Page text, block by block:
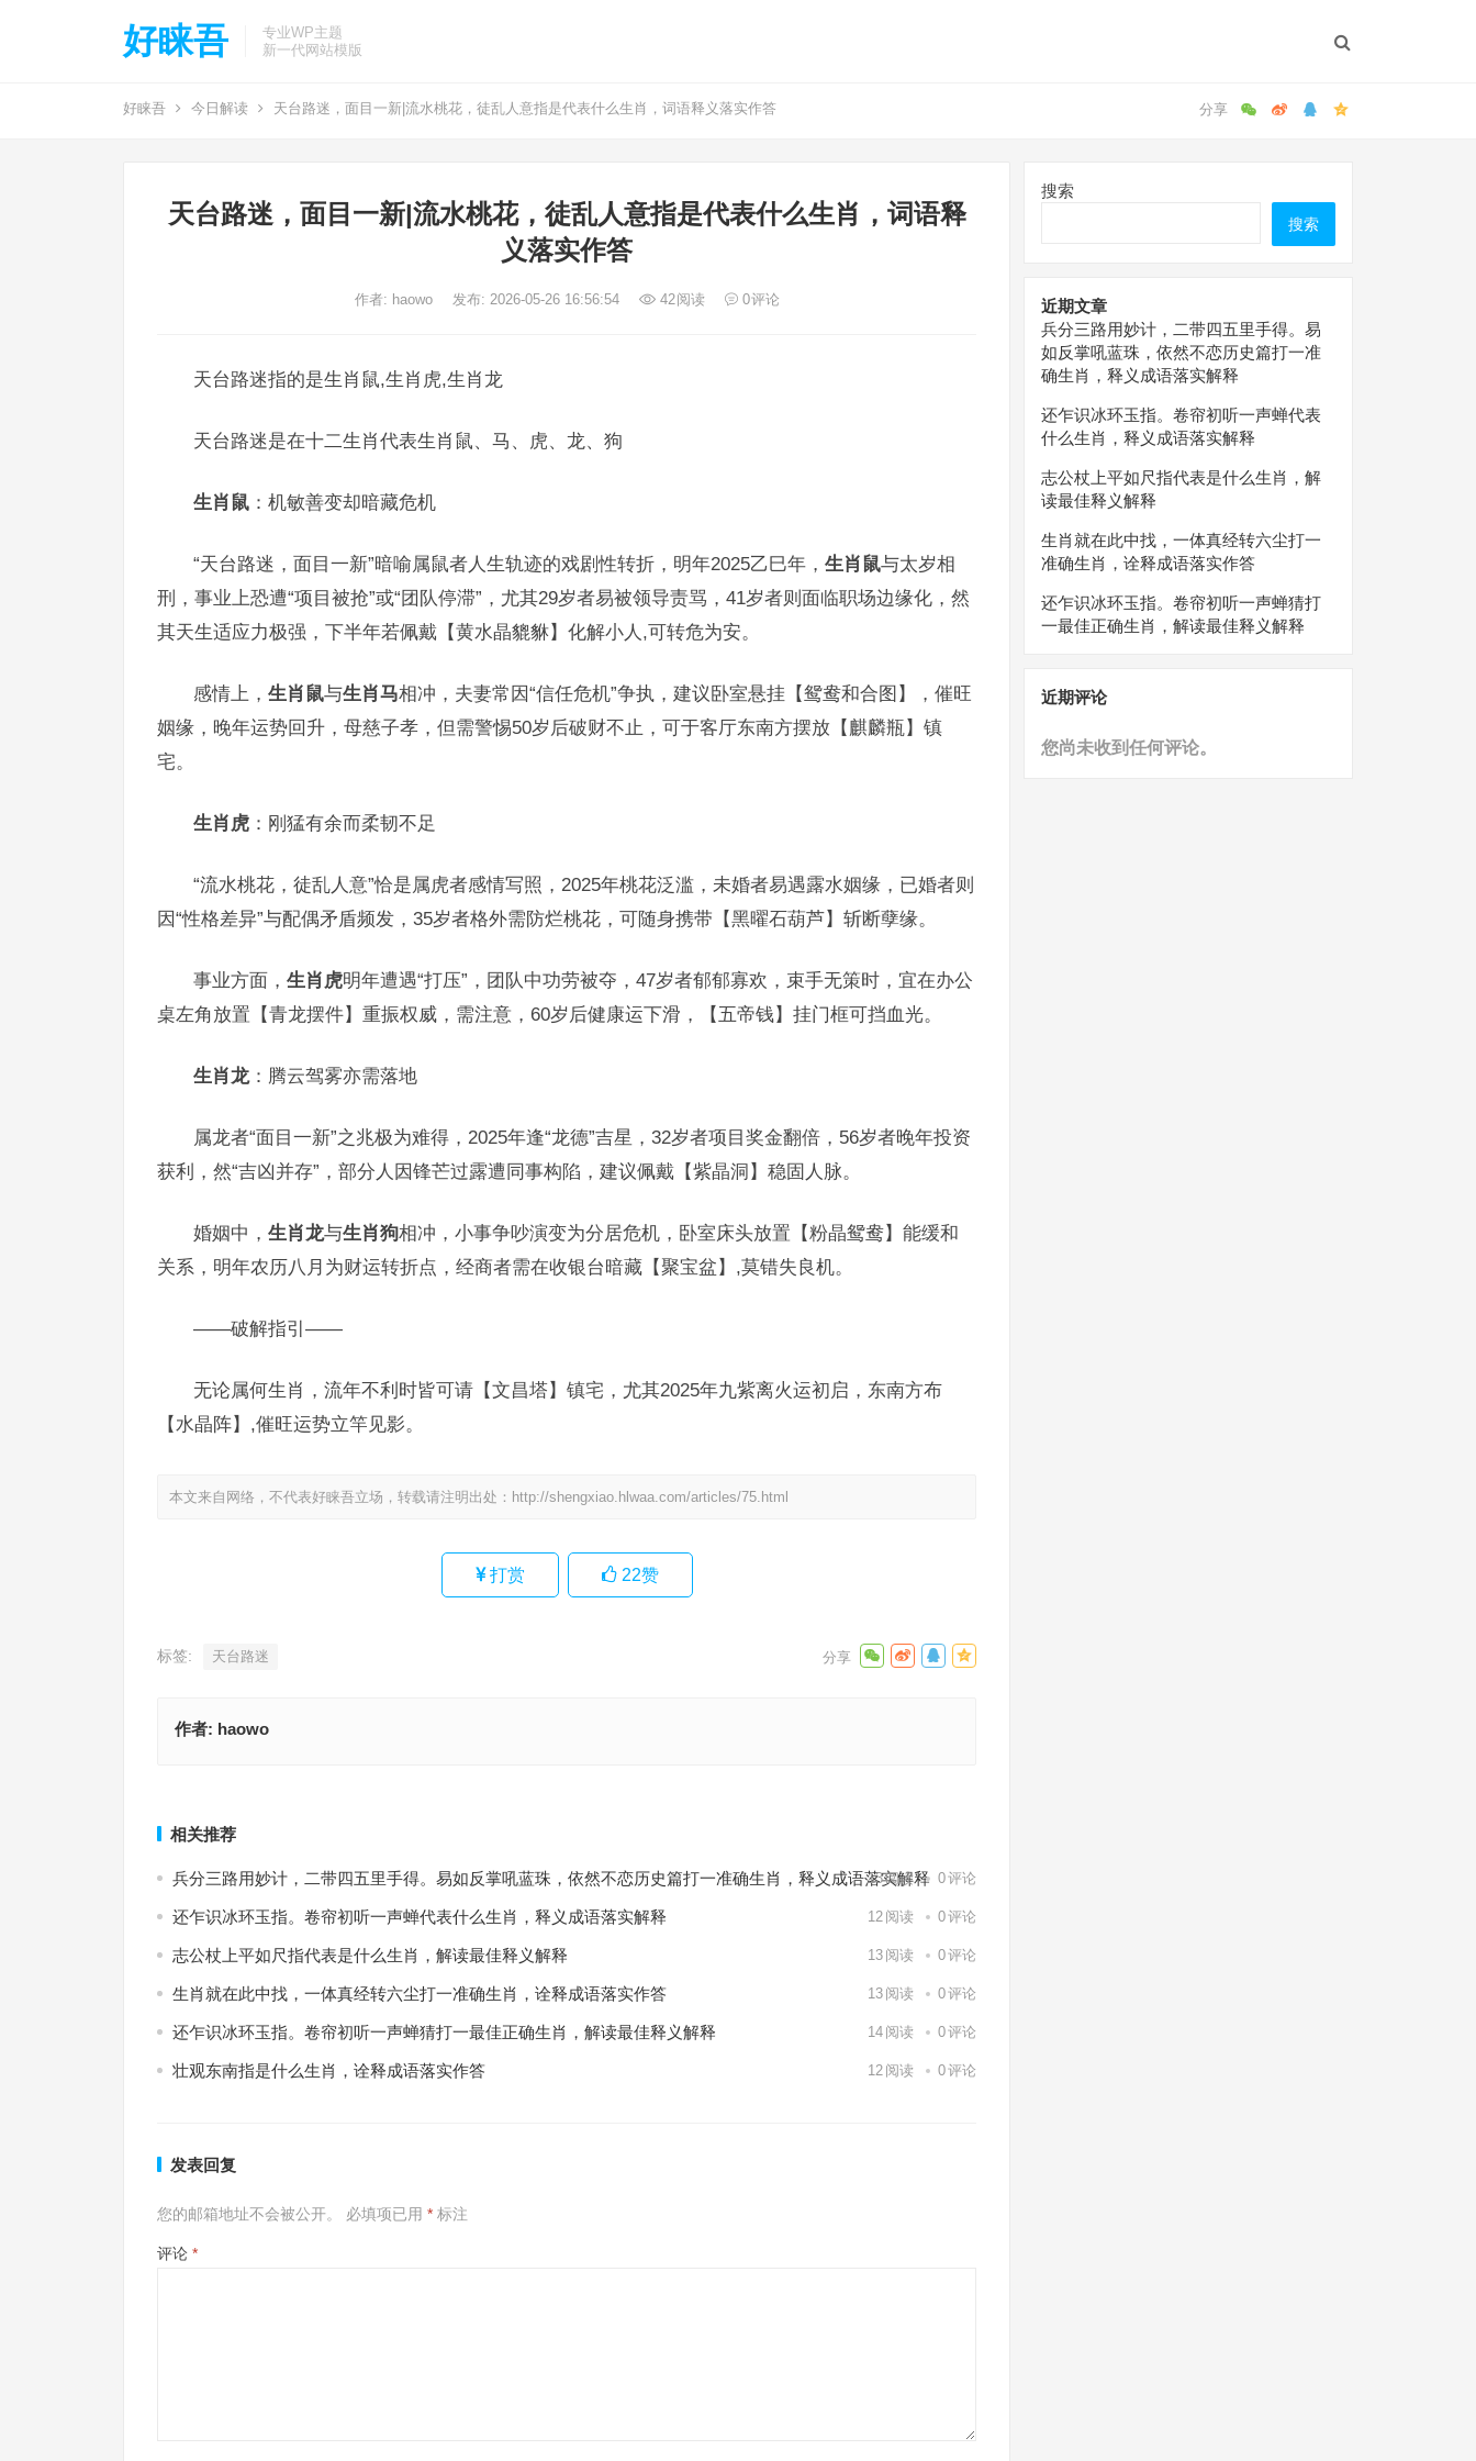
好睐吾
专业WP主题
新一代网站模版
好睐吾 今日解读 天台路迷，面目一新|流水桃花，徒乱人意指是代表什么生肖，词语释义落实作答
天台路迷，面目一新|流水桃花，徒乱人意指是代表什么生肖，词语释
义落实作答
作者: haowo 发布: 2026-05-26 16:56:54 42阅读 0评论
天台路迷指的是生肖鼠,生肖虎,生肖龙
天台路迷是在十二生肖代表生肖鼠、马、虎、龙、狗
生肖鼠 ：机敏善变却暗藏危机
“天台路迷，面目一新”暗喻属鼠者人生轨迹的戏剧性转折，明年2025乙巳年， 生肖鼠与太岁相
刑，事业上恐遭“项目被抢”或“团队停滞”，尤其29岁者易被领导责骂，41岁者则面临职场边缘化，然
其天生适应力极强，下半年若佩戴【黄水晶貔貅】化解小人,可转危为安。
感情上， 生肖鼠与生肖马相冲，夫妻常因“信任危机”争执，建议卧室悬挂【鸳鸯和合图】，催旺
姻缘，晚年运势回升，母慈子孝，但需警惕50岁后破财不止，可于客厅东南方摆放【麒麟瓶】镇
宅。
生肖虎 ：刚猛有余而柔韧不足
“流水桃花，徒乱人意”恰是属虎者感情写照，2025年桃花泛滥，未婚者易遇露水姻缘，已婚者则
因“性格差异”与配偶矛盾频发，35岁者格外需防烂桃花，可随身携带【黑曜石葫芦】斩断孽缘。
事业方面， 生肖虎明年遭遇“打压”，团队中功劳被夺，47岁者郁郁寡欢，束手无策时，宜在办公
桌左角放置【青龙摆件】重振权威，需注意，60岁后健康运下滑，【五帝钱】挂门框可挡血光。
生肖龙：腾云驾雾亦需落地
属龙者“面目一新”之兆极为难得，2025年逢“龙德”吉星，32岁者项目奖金翻倍，56岁者晚年投资
获利，然“吉凶并存”，部分人因锋芒过露遭同事构陷，建议佩戴【紫晶洞】稳固人脉。
婚姻中， 生肖龙与生肖狗相冲，小事争吵演变为分居危机，卧室床头放置【粉晶鸳鸯】能缓和
关系，明年农历八月为财运转折点，经商者需在收银台暗藏【聚宝盆】,莫错失良机。
——破解指引——
无论属何生肖，流年不利时皆可请【文昌塔】镇宅，尤其2025年九紫离火运初启，东南方布
【水晶阵】,催旺运势立竿见影。
本文来自网络，不代表好睐吾立场，转载请注明出处： http://shengxiao.hlwaa.com/articles/75.html
打赏 22赞
标签: 天台路迷
作者: haowo
相关推荐
兵分三路用妙计，二带四五里手得。易如反掌吼蓝珠，依然不恋历史篇打一准确生肖，释义成语落实解释
13阅读 0评论
还乍识冰环玉指。卷帘初听一声蝉代表什么生肖，释义成语落实解释 12 阅读 0评论
志公杖上平如尺指代表是什么生肖，解读最佳释义解释 13 阅读 0评论
生肖就在此中找，一体真经转六尘打一准确生肖，诠释成语落实作答 13 阅读 0评论
还乍识冰环玉指。卷帘初听一声蝉猜打一最佳正确生肖，解读最佳释义解释 14 阅读 0评论
壮观东南指是什么生肖，诠释成语落实作答 12 阅读 0评论
发表回复
您的邮箱地址不会被公开。 必填项已用 * 标注
评论 *
搜索
搜索
近期文章
兵分三路用妙计，二带四五里手得。易
如反掌吼蓝珠，依然不恋历史篇打一准
确生肖，释义成语落实解释
还乍识冰环玉指。卷帘初听一声蝉代表
什么生肖，释义成语落实解释
志公杖上平如尺指代表是什么生肖，解
读最佳释义解释
生肖就在此中找，一体真经转六尘打一
准确生肖，诠释成语落实作答
还乍识冰环玉指。卷帘初听一声蝉猜打
一最佳正确生肖，解读最佳释义解释
近期评论
您尚未收到任何评论。